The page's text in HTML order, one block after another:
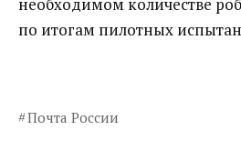
необходимом количестве
по итогам пилотных
Почта России